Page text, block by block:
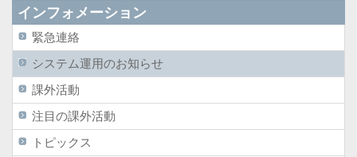
インフォメーション
緊急連絡
システム運用のお知らせ
課外活動
注目の課外活動
トピックス